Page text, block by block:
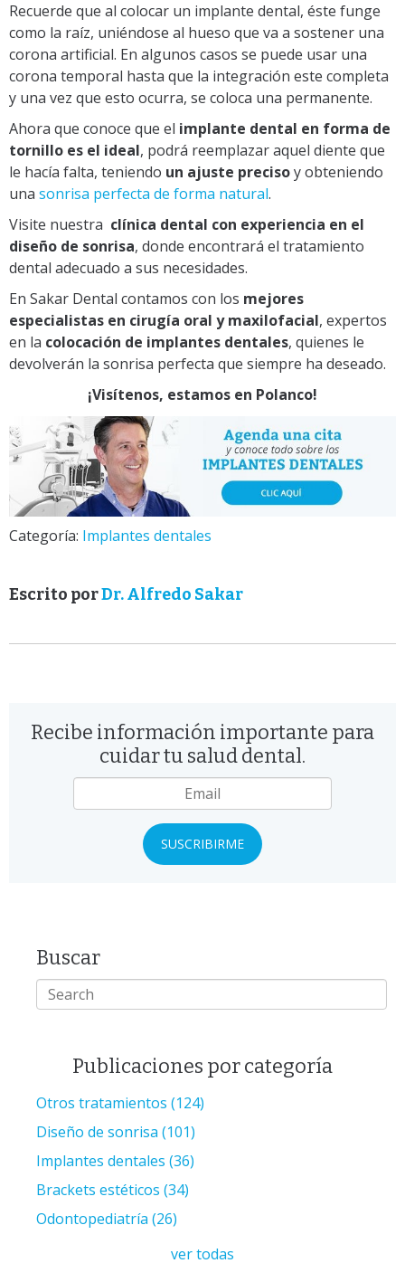
Recuerde que al colocar un implante dental, éste funge
como la raíz, uniéndose al hueso que va a sostener una
corona artificial. En algunos casos se puede usar una
corona temporal hasta que la integración este completa
y una vez que esto ocurra, se coloca una permanente.
Ahora que conoce que el implante dental en forma de
tornillo es el ideal, podrá reemplazar aquel diente que
le hacía falta, teniendo un ajuste precisoy obteniendo
una sonrisa perfecta de forma natural.
Visite nuestra clínica dental con experiencia en el
diseño de sonrisa, donde encontrará el tratamiento
dental adecuado a sus necesidades.
En Sakar Dental contamos con los mejores
especialistas en cirugía oral y maxilofacial, expertos
en la colocación de implantes dentales, quienes le
devolverán la sonrisa perfecta que siempre ha deseado.
¡Visítenos, estamos en Polanco!
Categoría: Implantes dentales
Escrito porDr. Alfredo Sakar
Recibe información importante para
cuidar tu salud dental.
Buscar
Publicaciones por categoría
Otros tratamientos (124)
Diseño de sonrisa (101)
Implantes dentales (36)
Brackets estéticos (34)
Odontopediatría (26)
ver todas